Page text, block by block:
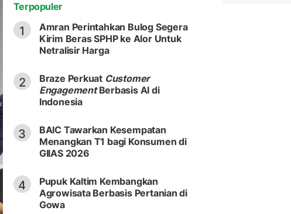
Terpopuler
1
Amran Perintahkan Bulog Segera
Kirim Beras SPHP ke Alor Untuk
Netralisir Harga
2 Braze Perkuat Customer
EngagementBerbasis AI di
Indonesia
3
BAIC Tawarkan Kesempatan
Menangkan T1 bagi Konsumen di
GIIAS 2026
4
Pupuk Kaltim Kembangkan
Agrowisata Berbasis Pertanian di
Gowa